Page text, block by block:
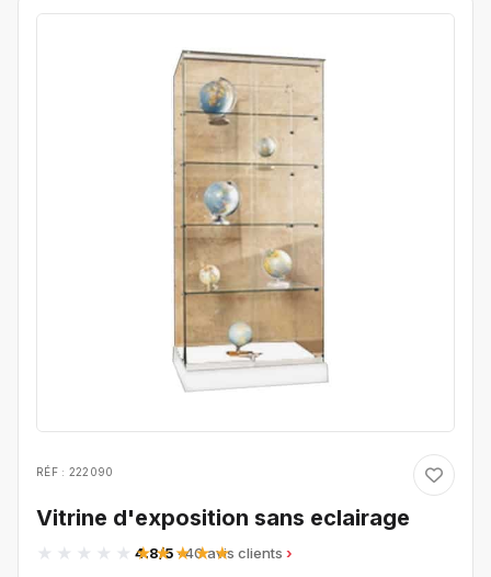
RÉF : 222090
Vitrine d'exposition sans eclairage
4.8/5· 40 avis clients